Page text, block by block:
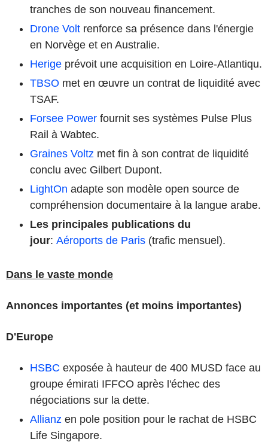
tranches de son nouveau financement.
Drone Volt renforce sa présence dans l'énergie
en Norvège et en Australie.
Herige prévoit une acquisition en Loire-Atlantiqu.
TBSO met en œuvre un contrat de liquidité avec
TSAF.
Forsee Power fournit ses systèmes Pulse Plus
Rail à Wabtec.
Graines Voltz met fin à son contrat de liquidité
conclu avec Gilbert Dupont.
LightOn adapte son modèle open source de
compréhension documentaire à la langue arabe.
Les principales publications du
jour: Aéroports de Paris (trafic mensuel).
Dans le vaste monde
Annonces importantes (et moins importantes)
D'Europe
HSBC exposée à hauteur de 400 MUSD face au
groupe émirati IFFCO après l'échec des
négociations sur la dette.
Allianz en pole position pour le rachat de HSBC
Life Singapore.